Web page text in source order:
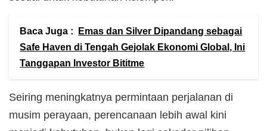
Baca Juga :
Emas dan Silver Dipandang sebagai
Safe Haven di Tengah Gejolak Ekonomi Global, Ini
Tanggapan Investor Bititme
Seiring meningkatnya permintaan perjalanan di
musim perayaan, perencanaan lebih awal kini